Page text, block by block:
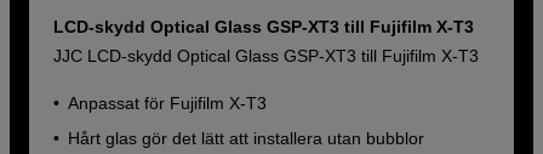
LCD-skydd Optical Glass GSP-XT3 till Fujifilm X-T3
JJC LCD-skydd Optical Glass GSP-XT3 till Fujifilm X-T3
Anpassat för Fujifilm X-T3
Hårt glas gör det lätt att installera utan bubblor